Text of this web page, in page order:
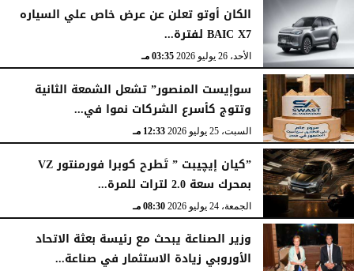
الكان أوتو تعلن عن عرض خاص علي السياره
BAIC X7 لفترة...
الأحد، 26 يوليو 2026 03:35 مـ
سوإيست المنصور” تشعل الشمعة الثانية
وتتوج كأسرع الشركات نموا في...
السبت، 25 يوليو 2026 12:33 مـ
”كيان إيچيبت ” تَطرح كوبرا فورمنتور VZ
بمحرك سعة 2.0 لترات للمرة...
الجمعة، 24 يوليو 2026 08:30 مـ
وزير الصناعة يبحث مع رئيسة بعثة الاتحاد
الأوروبي زيادة الاستثمار في صناعة...